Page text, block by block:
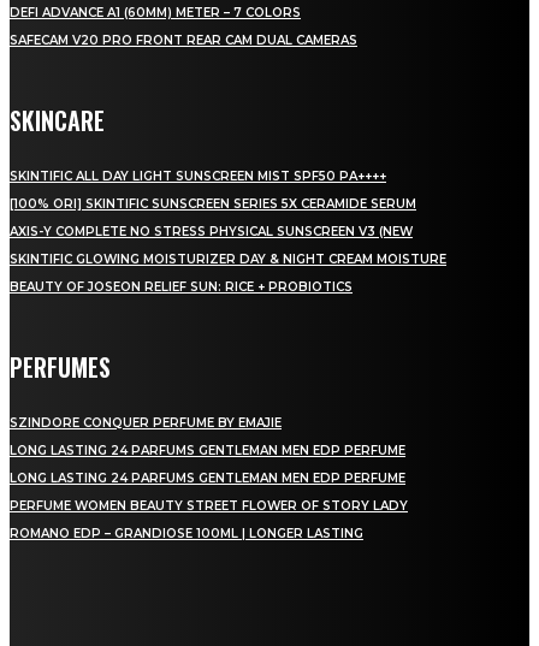
DEFI ADVANCE A1 (60MM) METER – 7 COLORS
SAFECAM V20 PRO FRONT REAR CAM DUAL CAMERAS
SKINCARE
SKINTIFIC ALL DAY LIGHT SUNSCREEN MIST SPF50 PA++++
[100% ORI] SKINTIFIC SUNSCREEN SERIES 5X CERAMIDE SERUM
AXIS-Y COMPLETE NO STRESS PHYSICAL SUNSCREEN V3 (NEW
SKINTIFIC GLOWING MOISTURIZER DAY & NIGHT CREAM MOISTURE
BEAUTY OF JOSEON RELIEF SUN: RICE + PROBIOTICS
PERFUMES
SZINDORE CONQUER PERFUME BY EMAJIE
LONG LASTING 24 PARFUMS GENTLEMAN MEN EDP PERFUME
LONG LASTING 24 PARFUMS GENTLEMAN MEN EDP PERFUME
PERFUME WOMEN BEAUTY STREET FLOWER OF STORY LADY
ROMANO EDP – GRANDIOSE 100ML | LONGER LASTING